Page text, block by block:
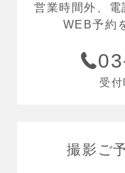
営業時間外、電
WEB予約
受
撮影ご